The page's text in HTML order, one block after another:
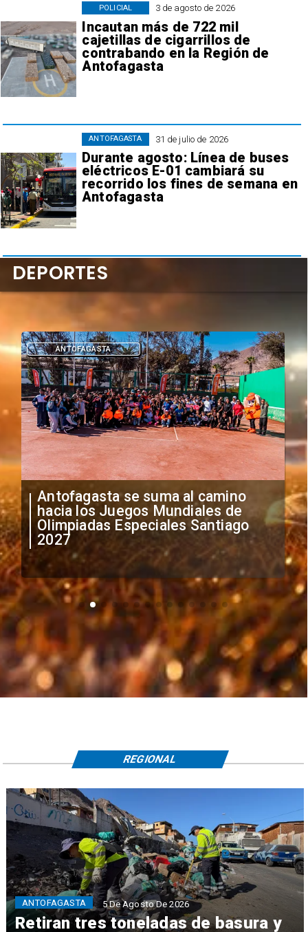
3 de agosto de 2026
Incautan más de 722 mil
cajetillas de cigarrillos de
contrabando en la Región de
Antofagasta
POLICIAL
31 de julio de 2026
Durante agosto: Línea de buses
eléctricos E-01 cambiará su
recorrido los fines de semana en
Antofagasta
ANTOFAGASTA
"Falta de profesionalismo": Sifup
anuncia medidas por situación
irregular de futbolistas
extranjeros
DEPORTES
DEPORTES
Retiran tres toneladas de basura y
ANTOFAGASTA 5 De Agosto De 2026
REGIONAL